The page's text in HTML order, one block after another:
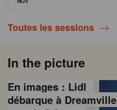
Toutes les sessions
In the picture
En images : Lidl
débarque à Dreamville